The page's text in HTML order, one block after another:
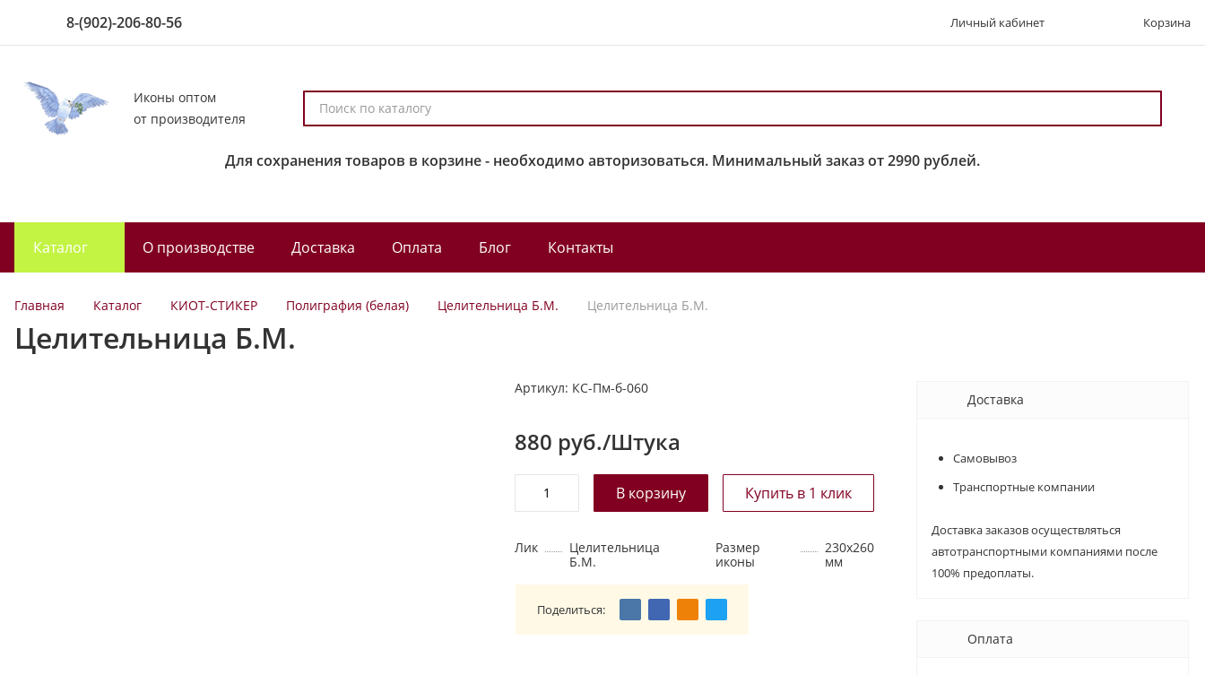
8-(902)-206-80-56 Личный кабинет Корзина
Иконы оптом
от производителя
о
с
к
а
а
Для сохранения товаров в корзине - необходимо авторизоваться. Минимальный заказ от 2990 рублей.
Каталог О производстве Доставка Оплата Блог Контакты
Главная Каталог КИОТ-СТИКЕР Полиграфия (белая) Целительница Б.М. Целительница Б.М.
Целительница Б.М.
Артикул: КС-Пм-б-060
880 руб./Штука
Лик
Целительница
Б.М.
Размер
иконы
230х260
мм
Поделиться:
Доставка
Самовывоз
Транспортные компании
Доставка заказов осуществляться
автотранспортными компаниями после
100% предоплаты.
Оплата